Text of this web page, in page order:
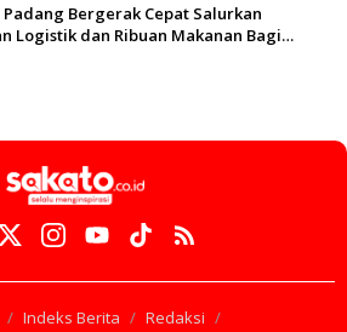
Padang Bergerak Cepat Salurkan
Logistik dan Ribuan Makanan Bagi
Indeks Berita
Redaksi